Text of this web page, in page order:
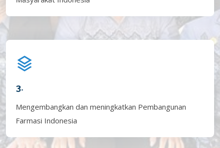
3.
Mengembangkan dan meningkatkan Pembangunan
Farmasi Indonesia